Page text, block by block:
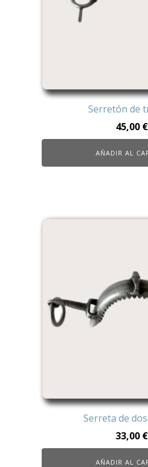
Serretón de
45,00 €
AÑADIR AL
Serreta de
33,00 €
AÑADIR AL